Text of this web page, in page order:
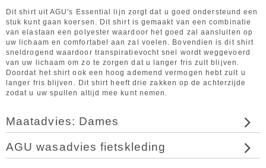
Dit shirt uit AGU's Essential lijn zorgt dat u goed ondersteund een
stuk kunt gaan koersen. Dit shirt is gemaakt van een combinatie
van elastaan een polyester waardoor het goed zal aansluiten op
uw lichaam en comfortabel aan zal voelen. Bovendien is dit shirt
sneldrogend waardoor transpiratievocht snel wordt weggevoerd
van uw lichaam om zo te zorgen dat u langer fris zult blijven.
Doordat het shirt ook een hoog ademend vermogen hebt zult u
langer fris blijven. Dit shirt heeft drie zakken op de achterzijde
zodat u uw spullen altijd mee kunt nemen.
Maatadvies: Dames
AGU wasadvies fietskleding